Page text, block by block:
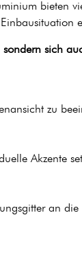
bieten
sich
zu
Akzente
an die